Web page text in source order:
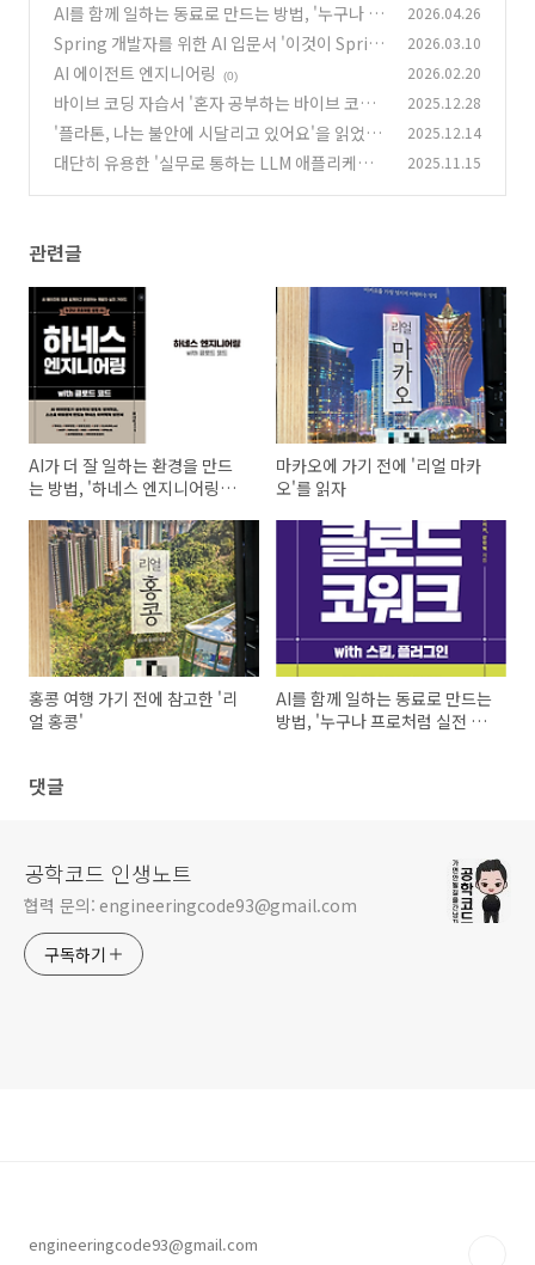
AI를 함께 일하는 동료로 만드는 방법, '누구나 프
로처럼 실전 AI 클로드 코워크 with 스킬, 플러그
인'
(0)
2026.04.26
Spring 개발자를 위한 AI 입문서 '이것이 Sprin
g AI다(개정판)'
(0)
2026.03.10
AI 에이전트 엔지니어링 (0) 2026.02.20
바이브 코딩 자습서 '혼자 공부하는 바이브 코딩
with 클로드 코드' (0)
2025.12.28
'플라톤, 나는 불안에 시달리고 있어요'을 읽었다.
(0)
2025.12.14
대단히 유용한 '실무로 통하는 LLM 애플리케이
2025.11.15
관련글
AI가 더 잘 일하는 환경을 만드
는 방법, '하네스 엔지니어링
마카오에 가기 전에 '리얼 마카
오'를 읽자
홍콩 여행 가기 전에 참고한 '리
얼 홍콩'
AI를 함께 일하는 동료로 만드는
방법, '누구나 프로처럼 실전 AI
댓글
공학코드 인생노트
협력 문의: engineeringcode93@gmail.com
구독하기
engineeringcode93@gmail.com